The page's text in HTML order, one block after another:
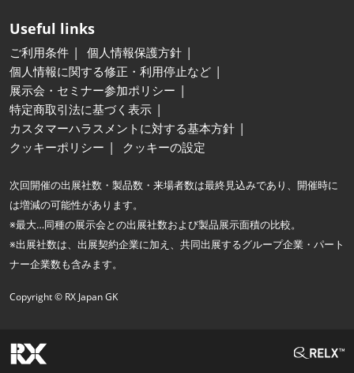
Useful links
ご利用条件
個人情報保護方針
個人情報に関する修正・利用停止など
展示会・セミナー参加ポリシー
特定商取引法に基づく表示
カスタマーハラスメントに対する基本方針
クッキーポリシー
クッキーの設定
次回開催の出展社数・製品数・来場者数は最終見込みであり、開催時に
は増減の可能性があります。
※最大…同種の展示会との出展社数および製品展示面積の比較。
※出展社数は、出展契約企業に加え、共同出展するグループ企業・パート
ナー企業数も含みます。
Copyright © RX Japan GK